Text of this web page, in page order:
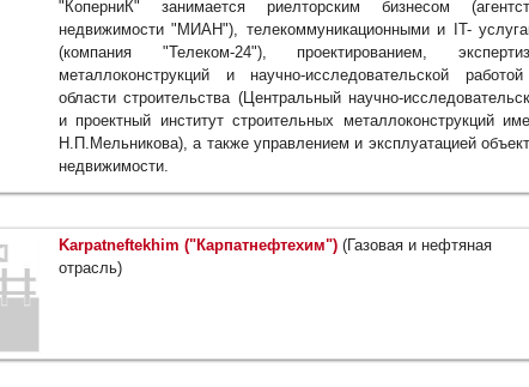
"КоперниК" занимается риелторским бизнесом
недвижимости "МИАН"), телекоммуникационными и IT-
(компания "Телеком-24"), проектированием,
металлоконструкций и научно-исследовательской
области строительства (Центральный научно-
и проектный институт строительных металлоконструкций
Н.П.Мельникова), а также управлением и эксплуатацией
недвижимости.
Karpatneftekhim ("Карпатнефтехим") (Газовая и нефтяная
отрасль)